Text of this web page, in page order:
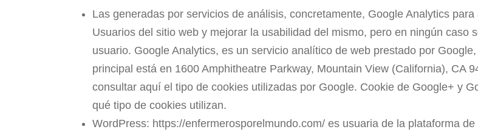
Las generadas por servicios de análisis, concretamente, Google Analytics
Usuarios del sitio web y mejorar la usabilidad del mismo, pero en ningún caso
usuario. Google Analytics, es un servicio analítico de web prestado por
principal está en 1600 Amphitheatre Parkway, Mountain View (California), CA
consultar aquí el tipo de cookies utilizadas por Google. Cookie de Google+ y
qué tipo de cookies utilizan.
WordPress: https://enfermerosporelmundo.com/ es usuaria de la plataforma